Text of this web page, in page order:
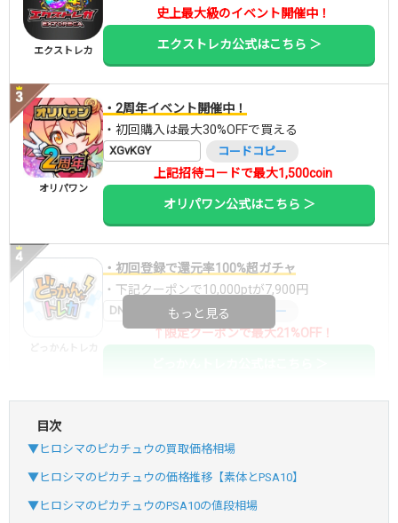
エクストレカ
史上最大級のイベント開催中！
エクストレカ公式はこちら ＞
オリパワン
・2周年イベント開催中！
・初回購入は最大30%OFFで買える
XGvKGY コードコピー
上記招待コードで最大1,500coin
オリパワン公式はこちら ＞
・初回登録で還元率100%超ガチャ
・下記クーポンで10,000ptが7,900円
DNGBIF4X コードコピー
↑限定クーポンで最大21%OFF！
おりパンダ
・新規登録で6種類アド確解禁
SVGC7P コードコピー
もっと見る
目次
▼ヒロシマのピカチュウの買取価格相場
▼ヒロシマのピカチュウの価格推移【素体とPSA10】
▼ヒロシマのピカチュウのPSA10の値段相場